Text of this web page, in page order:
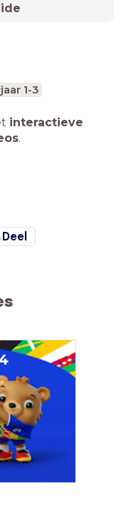
1-3
interactieve
.
Deel